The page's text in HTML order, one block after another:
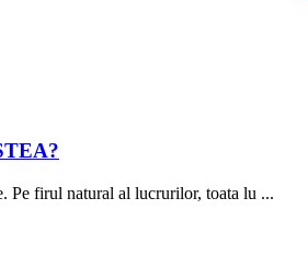
Pe firul natural al lucrurilor, toata lu ...